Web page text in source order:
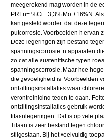
meegerekend mag worden in de
PREn= %Cr +3,3% Mo +16%N.
kan gesteld worden dat deze
putcorrosie. Voorbeelden hiervan
Deze legeringen zijn bestand
spanningscorrosie in apparaten
zo dat alle austenitische typen
spanningscorrosie. Maar hoe
die gevoeligheid is. Voorbeelden
ontziltingsinstallaties waar
verontreiniging tegen te gaan.
ontziltingsinstallaties gebruik
titaanlegeringen. Dat is op vele
Titaan is zeer bestand tegen
stilgestaan. Bij het veelvuldig